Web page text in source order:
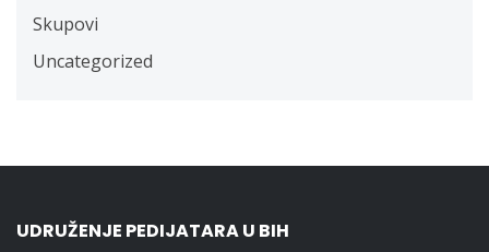
Skupovi
Uncategorized
UDRUŽENJE PEDIJATARA U BIH